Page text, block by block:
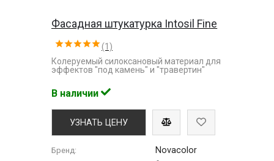
Фасадная штукатурка Intosil Fine
(1)
Колеруемый силоксановый материал для
эффектов "под камень" и "травертин"
В наличии
УЗНАТЬ ЦЕНУ
Бренд: Novacolor